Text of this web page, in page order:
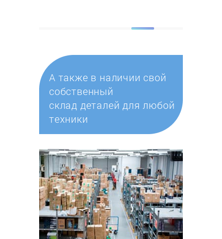
А также в наличии свой
собственный
склад деталей для любой
техники